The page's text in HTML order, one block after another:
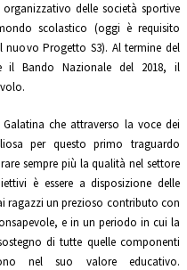
delle società sportive
scolastico (oggi è requisito
Progetto S3). Al termine del
il Bando Nazionale del 2018, il
che attraverso la voce dei
per questo primo traguardo
sempre più la qualità nel settore
è essere a disposizione delle
ragazzi un prezioso contributo con
e in un periodo in cui la
di tutte quelle componenti
nel suo valore educativo.